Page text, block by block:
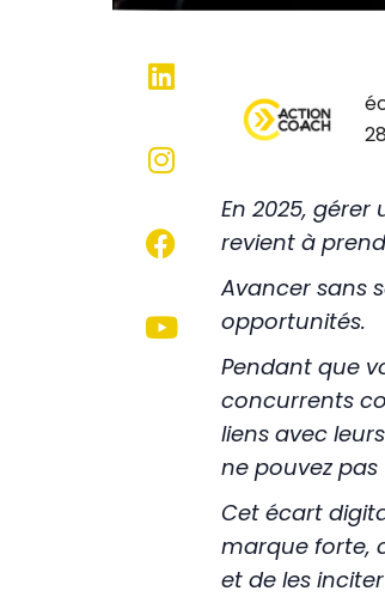
En 2025,
revient à
Avancer sans
opportunités.
Pendant que
concurrents
liens avec
ne pouvez
Cet écart
marque forte,
et de les